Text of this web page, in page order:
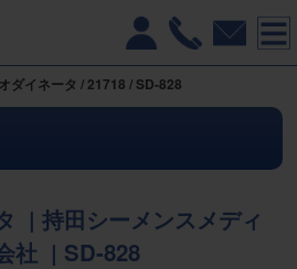
ダイネータ / 21718 / SD-828
| 持田シーメンスメディ
社 | SD-828